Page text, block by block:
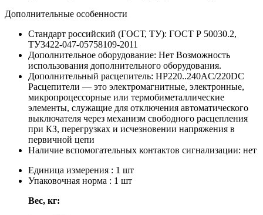
Дополнительные особенности
Стандарт российский (ГОСТ, ТУ): ГОСТ Р 50030.2,
ТУ3422-047-05758109-2011
Дополнительное оборудование: Нет Возможность
использования дополнительного оборудования.
Дополнительный расцепитель: НР220..240AC/220DC
Расцепители — это электромагнитные, электронные,
микропроцессорные или термобиметаллические
элементы, служащие для отключения автоматического
выключателя через механизм свободного расцепления
при КЗ, перегрузках и исчезновении напряжения в
первичной цепи
Наличие вспомогательных контактов сигнализации: нет
Единица измерения : 1 шт
Упаковочная норма : 1 шт
Вес, кг: